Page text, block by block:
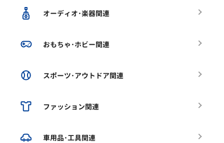
オーディオ･楽器関連
おもちゃ･ホビー関連
スポーツ･アウトドア関連
ファッション関連
車用品･工具関連